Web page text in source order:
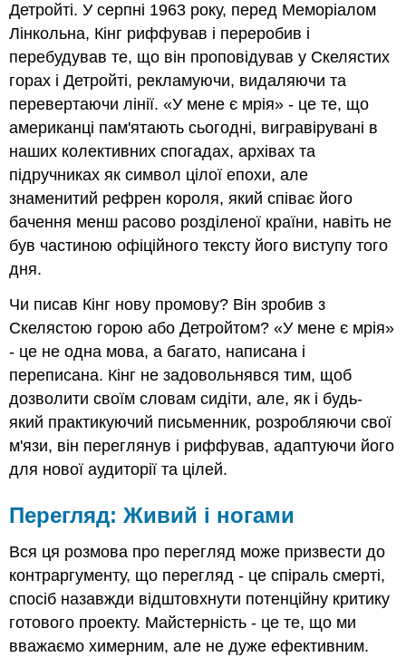
Детройті. У серпні 1963 року, перед Меморіалом
Лінкольна, Кінг риффував і переробив і
перебудував те, що він проповідував у Скелястих
горах і Детройті, рекламуючи, видаляючи та
перевертаючи лінії. «У мене є мрія» - це те, що
американці пам'ятають сьогодні, вигравірувані в
наших колективних спогадах, архівах та
підручниках як символ цілої епохи, але
знаменитий рефрен короля, який співає його
бачення менш расово розділеної країни, навіть не
був частиною офіційного тексту його виступу того
дня.
Чи писав Кінг нову промову? Він зробив з
Скелястою горою або Детройтом? «У мене є мрія»
- це не одна мова, а багато, написана і
переписана. Кінг не задовольнявся тим, щоб
дозволити своїм словам сидіти, але, як і будь-
який практикуючий письменник, розробляючи свої
м'язи, він переглянув і риффував, адаптуючи його
для нової аудиторії та цілей.
Перегляд: Живий і ногами
Вся ця розмова про перегляд може призвести до
контраргументу, що перегляд - це спіраль смерті,
спосіб назавжди відштовхнути потенційну критику
готового проекту. Майстерність - це те, що ми
вважаємо химерним, але не дуже ефективним.